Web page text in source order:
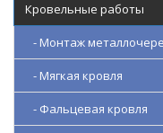
Кровельные работы
- Монтаж
- Мягкая кровля
- Фальцевая кровля